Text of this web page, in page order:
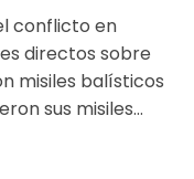
conflicto en
directos sobre
misiles balísticos
sus misiles
centros de
con un